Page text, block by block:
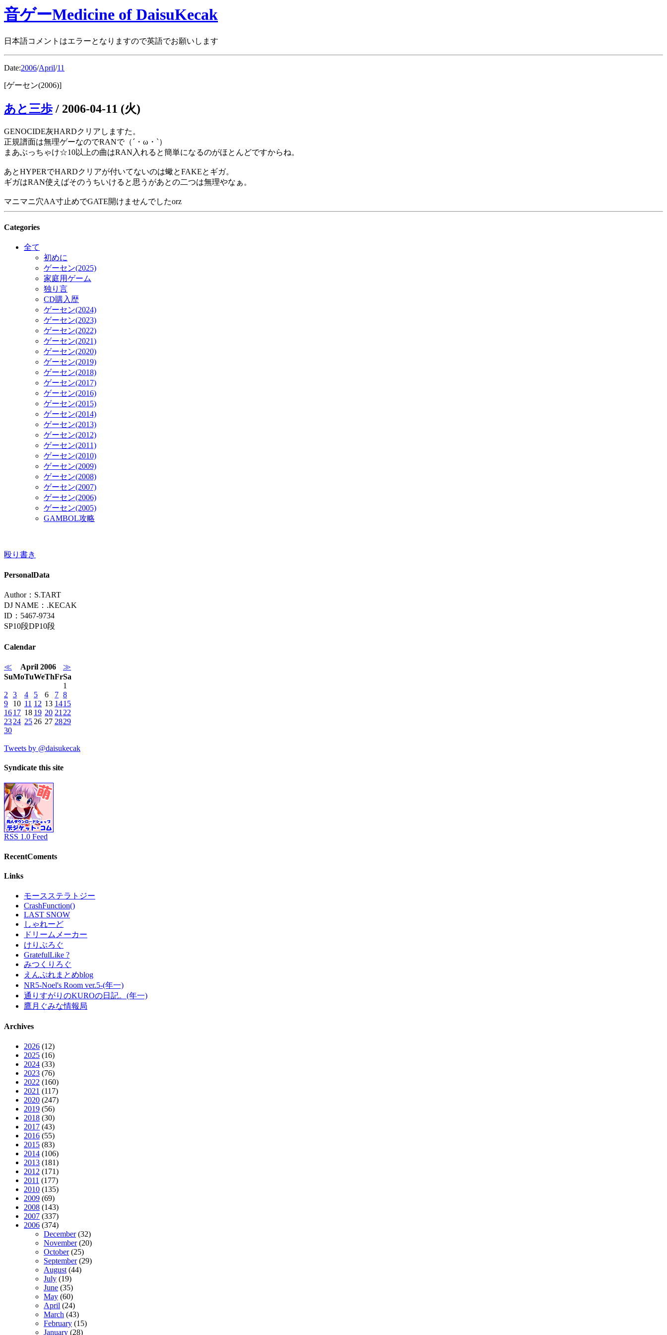
音ゲーMedicine of DaisuKecak
日本語コメントはエラーとなりますので英語でお願いします
Date:2006/April/11
[ゲーセン(2006)]
あと三歩 / 2006-04-11 (火)
GENOCIDE灰HARDクリアしますた。
正規譜面は無理ゲーなのでRANで（´・ω・`）
まあぶっちゃけ☆10以上の曲はRAN入れると簡単になるのがほとんどですからね。
あとHYPERでHARDクリアが付いてないのは蠍とFAKEとギガ。
ギガはRAN使えばそのうちいけると思うがあとの二つは無理やなぁ。
マニマニ穴AA寸止めでGATE開けませんでしたorz
Categories
全て
初めに
ゲーセン(2025)
家庭用ゲーム
独り言
CD購入歴
ゲーセン(2024)
ゲーセン(2023)
ゲーセン(2022)
ゲーセン(2021)
ゲーセン(2020)
ゲーセン(2019)
ゲーセン(2018)
ゲーセン(2017)
ゲーセン(2016)
ゲーセン(2015)
ゲーセン(2014)
ゲーセン(2013)
ゲーセン(2012)
ゲーセン(2011)
ゲーセン(2010)
ゲーセン(2009)
ゲーセン(2008)
ゲーセン(2007)
ゲーセン(2006)
ゲーセン(2005)
GAMBOL攻略
殴り書き
PersonalData
Author：S.TART
DJ NAME：.KECAK
ID：5467-9734
SP10段DP10段
Calendar
≪ April 2006
≫
SuMoTuWeThFrSa
1
2
3 4 5 6 7 8
9
10 11 12 13 1415
1617 18 19 20 21 22
2324 25 26 27 2829
30
Tweets by @daisukecak
Syndicate this site
RSS 1.0 Feed
RecentComents
Links
モースステラトジー
CrashFunction()
LAST SNOW
しゃれーど
ドリームメーカー
けりぶろぐ
GratefulLike ?
みつくりろぐ
えんぷれまとめblog
NR5-Noel's Room ver.5-(年一)
通りすがりのKUROの日記。(年一)
鷹月ぐみな情報局
Archives
2026 (12)
2025 (16)
2024 (33)
2023 (76)
2022 (160)
2021 (117)
2020 (247)
2019 (56)
2018 (30)
2017 (43)
2016 (55)
2015 (83)
2014 (106)
2013 (181)
2012 (171)
2011 (177)
2010 (135)
2009 (69)
2008 (143)
2007 (337)
2006 (374)
December(32)
November(20)
October(25)
September(29)
August (44)
July (19)
June (35)
May (60)
April (24)
March (43)
February (15)
January (28)